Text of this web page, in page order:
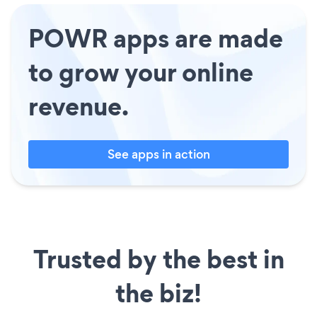
POWR apps are made
to grow your online
revenue.
See apps in action
Trusted by the best in
the biz!